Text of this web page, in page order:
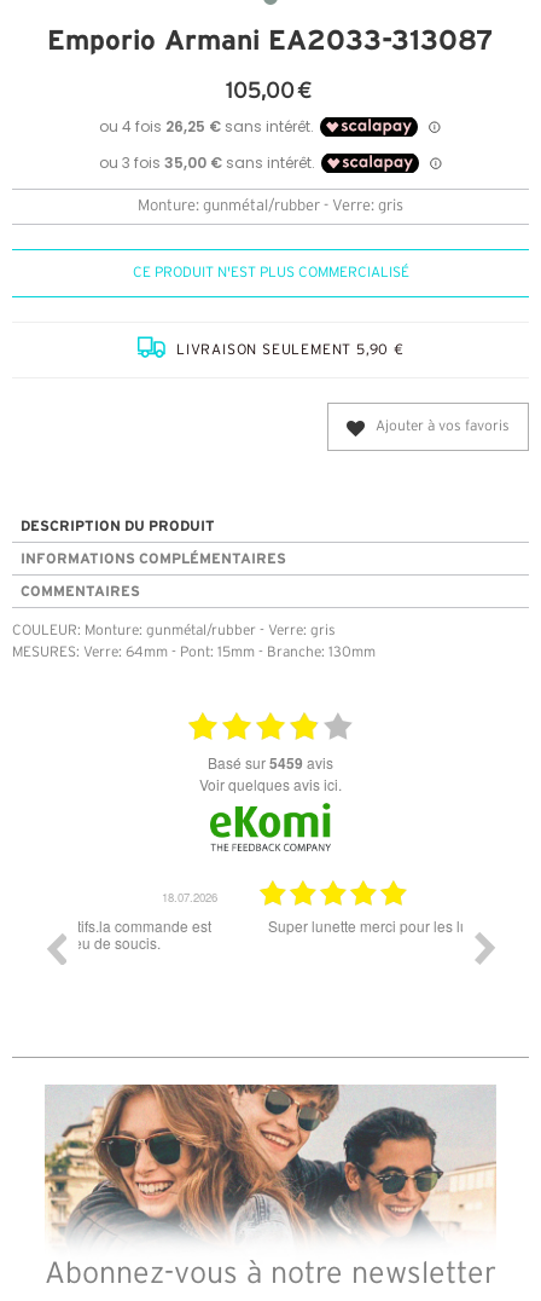
Emporio Armani EA2033-313087
105,00 €
Monture: gunmétal/rubber - Verre: gris
CE PRODUIT N'EST PLUS COMMERCIALISÉ
LIVRAISON SEULEMENT 5,90 €
Ajouter à vos favoris
DESCRIPTION DU PRODUIT
INFORMATIONS COMPLÉMENTAIRES
COMMENTAIRES
COULEUR: Monture: gunmétal/rubber - Verre: gris
MESURES: Verre: 64mm - Pont: 15mm - Branche: 130mm
basé sur5459 avis
Voir quelques avis ici.
06.07.2026
Super lunette merci pour les lunettes pour l'éclipse
Abonnez-vous à notre newsletter